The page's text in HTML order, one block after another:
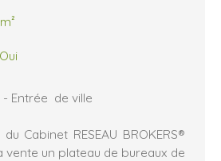
m²
Oui
Entrée de ville
Cabinet RESEAU BROKERS®
un plateau de bureaux de